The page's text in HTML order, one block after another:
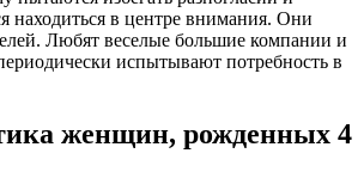
находиться в центре внимания. Они
Любят веселые большие компании и
испытывают потребность в
женщин, рожденных 4